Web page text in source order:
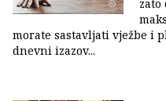
zato
morate sastavljati vježbe i
dnevni izazov...